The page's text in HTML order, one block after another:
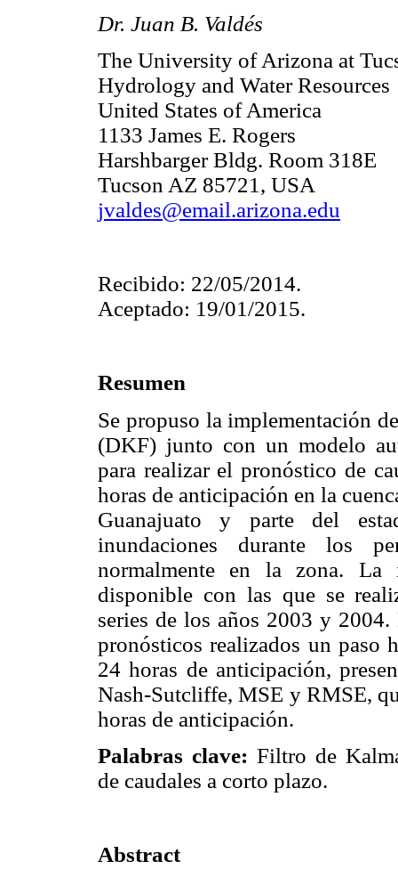
Dr. Juan B. Valdés
The University of Arizona at
Hydrology and Water Resources
United States of America
1133 James E. Rogers
Harshbarger Bldg. Room 318E
Tucson AZ 85721, USA
jvaldes@email.arizona.edu
Recibido: 22/05/2014.
Aceptado: 19/01/2015.
Resumen
Se propuso la implementación
(DKF) junto con un modelo
para realizar el pronóstico de
horas de anticipación en la
Guanajuato y parte del
inundaciones durante los
normalmente en la zona. La
disponible con las que se
series de los años 2003 y
pronósticos realizados un paso
24 horas de anticipación,
Nash-Sutcliffe, MSE y RMSE,
horas de anticipación.
Palabras clave: Filtro de
de caudales a corto plazo.
Abstract